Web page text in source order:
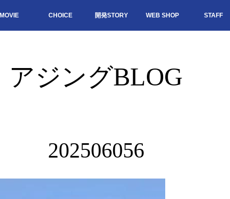
MOVIE CHOICE 開発STORY WEB SHOP STAFF
アジングBLOG
202506056